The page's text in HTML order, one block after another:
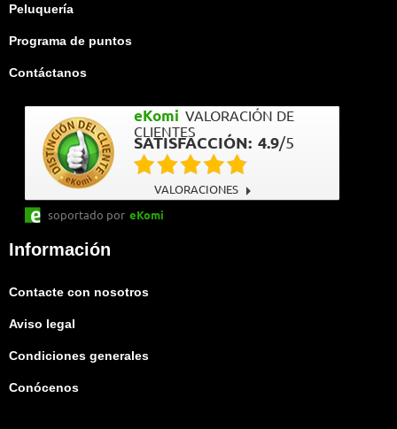
Peluquería
Programa de puntos
Contáctanos
eKomi VALORACIÓN DE
CLIENTES
SATISFACCIÓN: 4.9/5
VALORACIONES
soportado por eKomi
Información
Contacte con nosotros
Aviso legal
Condiciones generales
Conócenos